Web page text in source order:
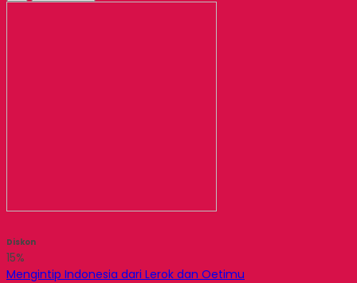
Diskon
15%
Mengintip Indonesia dari Lerok dan Oetimu